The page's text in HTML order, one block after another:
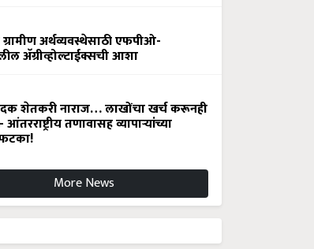
ग्रामीण अर्थव्यवस्थेसाठी एफपीओ-
अ‍ॅग्रीव्होल्टाईक्सची आशा
शेतकरी नाराज… लाखोंचा खर्च करूनही
आंतरराष्ट्रीय तणावासह व्यापाऱ्यांच्या
More News